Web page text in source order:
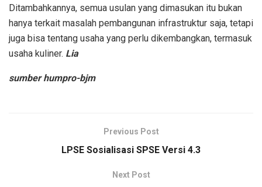
Ditambahkannya, semua usulan yang dimasukan itu bukan
hanya terkait masalah pembangunan infrastruktur saja, tetapi
juga bisa tentang usaha yang perlu dikembangkan, termasuk
usaha kuliner. Lia
sumber humpro-bjm
Previous Post
LPSE Sosialisasi SPSE Versi 4.3
Next Post